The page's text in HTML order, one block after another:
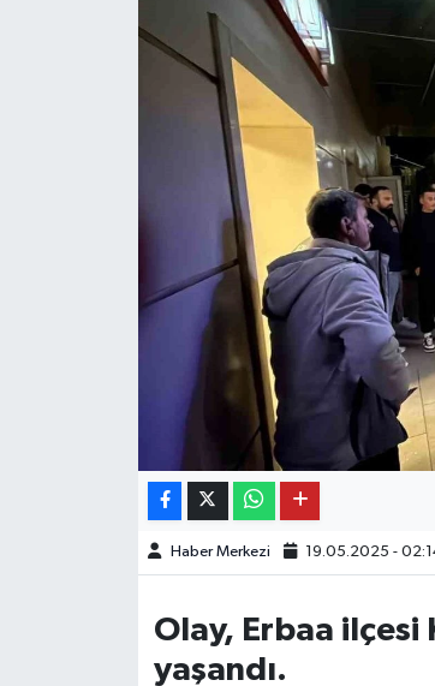
Haber Merkezi 19.05.2025 -
Olay, Erbaa ilçesi
yaşandı.
OTO DETAY